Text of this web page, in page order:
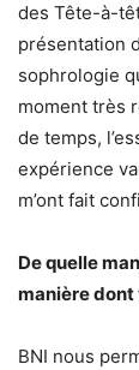
des Tête-à-
présentation
sophrologie
moment très
de temps,
expérience
m’ont fait
De quelle
manière dont
BNI nous